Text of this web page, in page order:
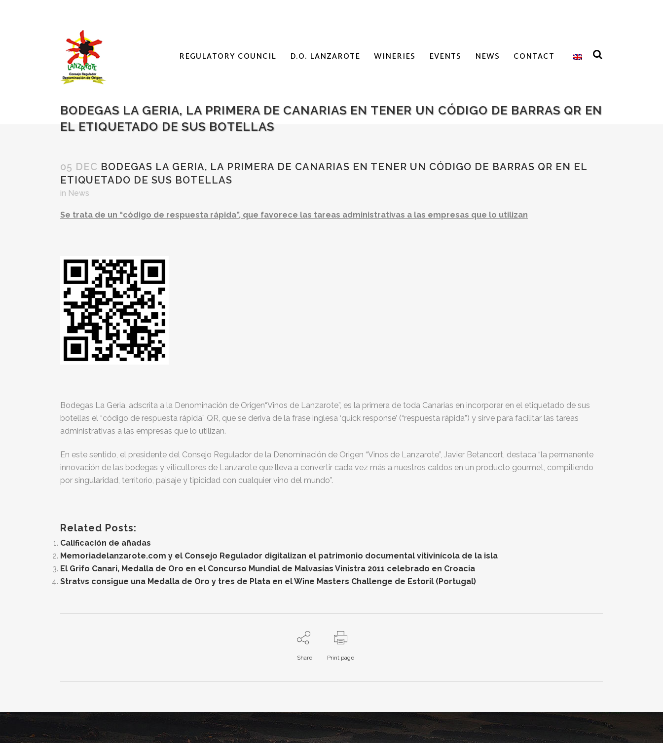
REGULATORY COUNCIL D.O. LANZAROTE WINERIES EVENTS NEWS CONTACT
BODEGAS LA GERIA, LA PRIMERA DE CANARIAS EN TENER UN CÓDIGO DE BARRAS QR EN
EL ETIQUETADO DE SUS BOTELLAS
05 DEC BODEGAS LA GERIA, LA PRIMERA DE CANARIAS EN TENER UN CÓDIGO DE BARRAS QR EN EL
ETIQUETADO DE SUS BOTELLAS
in News
Se trata de un “código de respuesta rápida”, que favorece las tareas administrativas a las empresas que lo utilizan
Bodegas La Geria, adscrita a la Denominación de Origen“Vinos de Lanzarote”, es la primera de toda Canarias en incorporar en el etiquetado de sus
botellas el “código de respuesta rápida” QR, que se deriva de la frase inglesa ‘quick response’ (“respuesta rápida”) y sirve para facilitar las tareas
administrativas a las empresas que lo utilizan.
En este sentido, el presidente del Consejo Regulador de la Denominación de Origen “Vinos de Lanzarote”, Javier Betancort, destaca “la permanente
innovación de las bodegas y viticultores de Lanzarote que lleva a convertir cada vez más a nuestros caldos en un producto gourmet, compitiendo
por singularidad, territorio, paisaje y tipicidad con cualquier vino del mundo”.
Related Posts:
Calificación de añadas
Memoriadelanzarote.com y el Consejo Regulador digitalizan el patrimonio documental vitivinícola de la isla
El Grifo Canari, Medalla de Oro en el Concurso Mundial de Malvasías Vinistra 2011 celebrado en Croacia
Stratvs consigue una Medalla de Oro y tres de Plata en el Wine Masters Challenge de Estoril (Portugal)
Share Print page